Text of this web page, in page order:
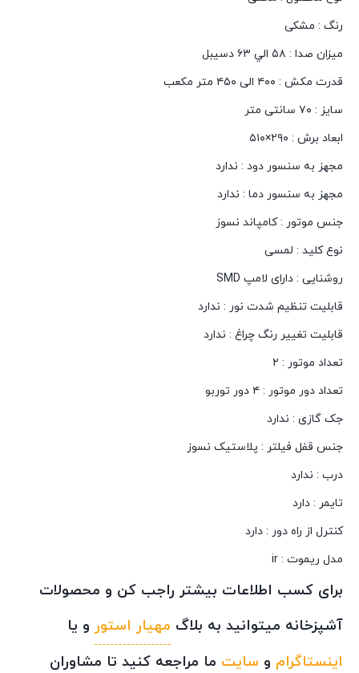
رنگ : مشکی
میزان صدا : ٥٨ الي ٦٣ دسيبل
قدرت مکش : ۴۰۰ الی ۴۵۰ متر مکعب
سایز : ۷۰ سانتی متر
ابعاد برش : ۲۹۰×۵۱۰
مجهز به سنسور دود : ندارد
مجهز به سنسور دما : ندارد
جنس موتور : کامپاند نسوز
نوع کلید : لمسی
روشنایی : دارای لامپ SMD
قابلیت تنظیم شدت نور : ندارد
قابلیت تغییر رنگ چراغ : ندارد
تعداد موتور : ۲
تعداد دور موتور : ۴ دور توربو
جک گازی : ندارد
جنس قفل فیلتر : پلاستیک نسوز
درب : ندارد
تایمر : دارد
کنترل از راه دور : دارد
مدل ریموت : ir
برای کسب اطلاعات بیشتر راجب کن و محصولات
آشپزخانه میتوانید به بلاگ مهیار استور و یا
اینستاگرام و سایت ما مراجعه کنید تا مشاوران